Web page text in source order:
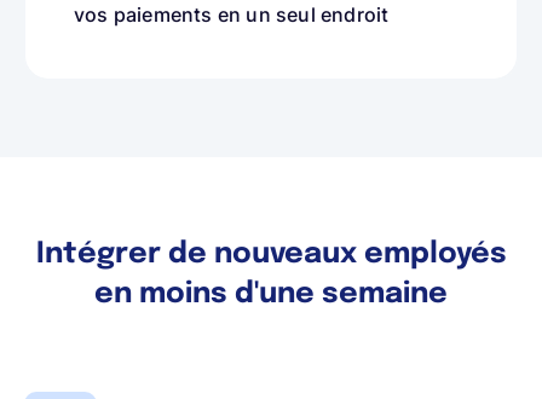
vos paiements en un seul endroit
Intégrer de nouveaux employés
en moins d'une semaine